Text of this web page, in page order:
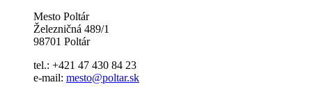
Mesto Poltár
Železničná 489/1
98701 Poltár
tel.: +421 47 430 84 23
e-mail: mesto@poltar.sk